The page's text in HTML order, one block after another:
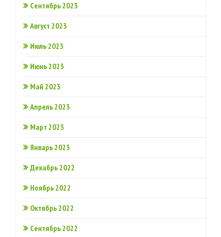
Сентябрь 2023
Август 2023
Июль 2023
Июнь 2023
Май 2023
Апрель 2023
Март 2023
Январь 2023
Декабрь 2022
Ноябрь 2022
Октябрь 2022
Сентябрь 2022